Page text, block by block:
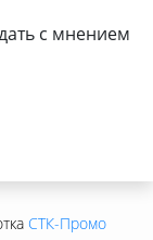
с мнением
СТК-Промо